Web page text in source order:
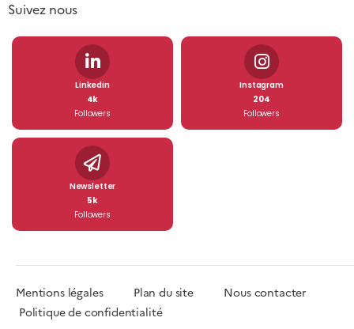
Suivez nous
Linkedin
4k
Followers
Instagram
204
Followers
Newsletter
5k
Followers
Mentions légales Plan du site Nous contacter
Politique de confidentialité